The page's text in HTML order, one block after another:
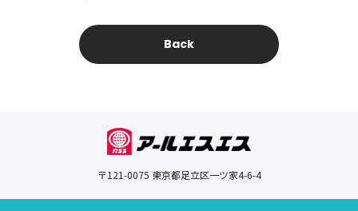
Back
〒121-0075 東京都足立区一ツ家4-6-4